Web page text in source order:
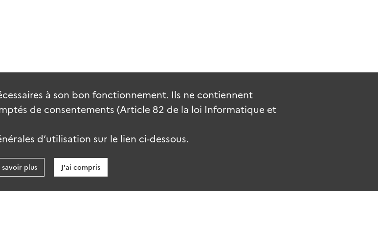
à son bon fonctionnement. Ils ne contiennent
de consentements (Article 82 de la loi Informatique et
d’utilisation sur le lien ci-dessous.
savoir plus J'ai compris